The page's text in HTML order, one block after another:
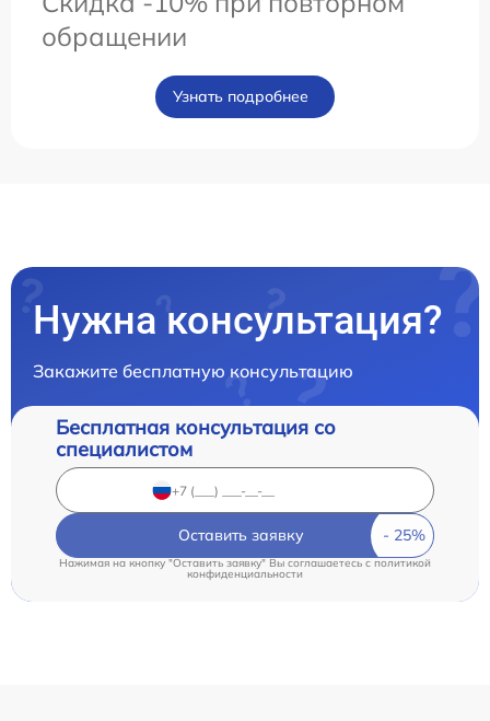
обращении
Узнать подробнее
Нужна консультация?
Закажите бесплатную консультацию
Бесплатная консультация со
специалистом
Оставить заявку
Нажимая на кнопку "Оставить заявку" Вы соглашаетесь cполитикой
конфиденциальности